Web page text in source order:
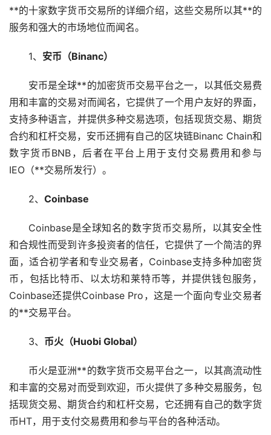
**的十家数字货币交易所的详细介绍，这些交易所以其**的
服务和强大的市场地位而闻名。
1、 安币（Binanc）
安币是全球**的加密货币交易平台之一，以其低交易费
用和丰富的交易对而闻名，它提供了一个用户友好的界面，
支持多种语言，并提供多种交易选项，包括现货交易、期货
合约和杠杆交易，安币还拥有自己的区块链Binanc Chain和
数字货币BNB，后者在平台上用于支付交易费用和参与
IEO（**交易所发行）。
2、 Coinbase
Coinbase是全球知名的数字货币交易所，以其安全性
和合规性而受到许多投资者的信任，它提供了一个简洁的界
面，适合初学者和专业交易者，Coinbase支持多种加密货
币，包括比特币、 以太坊和莱特币等，并提供钱包服务，
Coinbase还提供Coinbase Pro，这是一个面向专业交易者
的**交易平台。
3、 币火（Huobi Global）
币火是亚洲**的数字货币交易平台之一，以其高流动性
和丰富的交易对而受到欢迎，币火提供了多种交易服务，包
括现货交易、期货合约和杠杆交易，它还拥有自己的数字货
币HT，用于支付交易费用和参与平台的各种活动。